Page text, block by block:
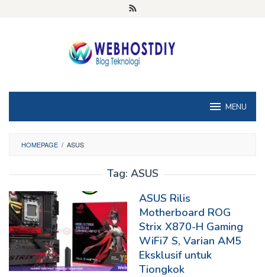
MENU
HOMEPAGE / ASUS
Tag: ASUS
ASUS Rilis
Motherboard ROG
Strix X870-H Gaming
WiFi7 S, Varian AM5
Eksklusif untuk
Tiongkok